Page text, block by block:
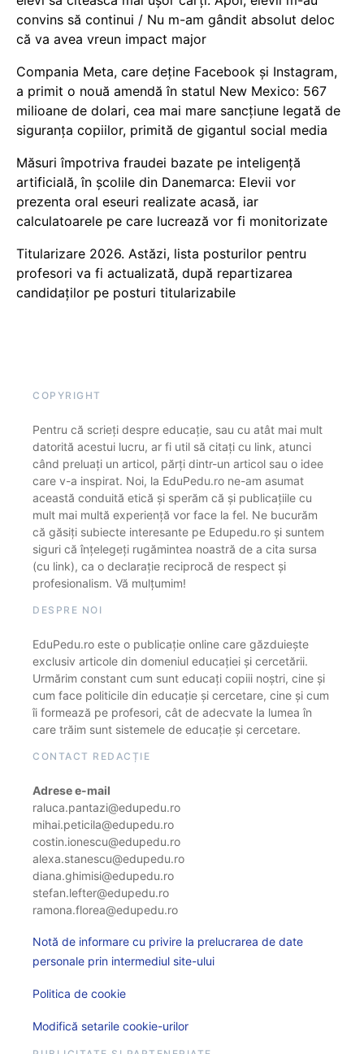
convins să continui / Nu m-am gândit absolut deloc
că va avea vreun impact major
Compania Meta, care deține Facebook și Instagram,
a primit o nouă amendă în statul New Mexico: 567
milioane de dolari, cea mai mare sancțiune legată de
siguranța copiilor, primită de gigantul social media
Măsuri împotriva fraudei bazate pe inteligență
artificială, în școlile din Danemarca: Elevii vor
prezenta oral eseuri realizate acasă, iar
calculatoarele pe care lucrează vor fi monitorizate
Titularizare 2026. Astăzi, lista posturilor pentru
profesori va fi actualizată, după repartizarea
candidaților pe posturi titularizabile
COPYRIGHT
Pentru că scrieți despre educație, sau cu atât mai mult
datorită acestui lucru, ar fi util să citați cu link, atunci
când preluați un articol, părți dintr-un articol sau o idee
care v-a inspirat. Noi, la EduPedu.ro ne-am asumat
această conduită etică și sperăm că și publicațiile cu
mult mai multă experiență vor face la fel. Ne bucurăm
că găsiți subiecte interesante pe Edupedu.ro și suntem
siguri că înțelegeți rugămintea noastră de a cita sursa
(cu link), ca o declarație reciprocă de respect și
profesionalism. Vă mulțumim!
DESPRE NOI
EduPedu.ro este o publicație online care găzduiește
exclusiv articole din domeniul educației și cercetării.
Urmărim constant cum sunt educați copiii noștri, cine și
cum face politicile din educație și cercetare, cine și cum
îi formează pe profesori, cât de adecvate la lumea în
care trăim sunt sistemele de educație și cercetare.
CONTACT REDACȚIE
Adrese e-mail
raluca.pantazi@edupedu.ro
mihai.peticila@edupedu.ro
costin.ionescu@edupedu.ro
alexa.stanescu@edupedu.ro
diana.ghimisi@edupedu.ro
stefan.lefter@edupedu.ro
ramona.florea@edupedu.ro
Notă de informare cu privire la prelucrarea de date
personale prin intermediul site-ului
Politica de cookie
Modifică setarile cookie-urilor